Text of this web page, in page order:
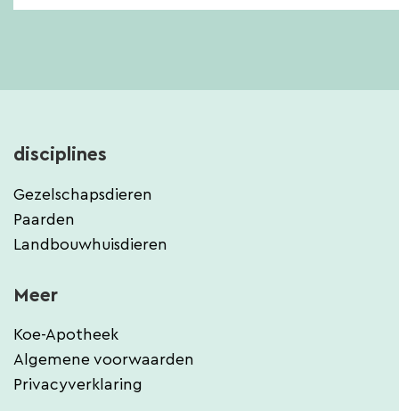
disciplines
Gezelschapsdieren
Paarden
Landbouwhuisdieren
Meer
Koe-Apotheek
Algemene voorwaarden
Privacyverklaring